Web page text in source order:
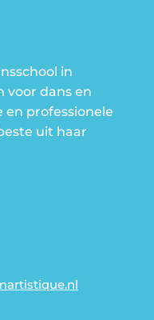
in
voor dans en
en professionele
uit haar